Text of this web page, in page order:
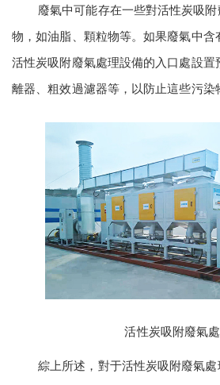
廢氣中可能存在一些對活性炭吸
物，如油脂、顆粒物等。如果廢氣中含
活性炭吸附廢氣處理設備的入口處設置
離器、粗效過濾器等，以防止這些污染
活性炭吸附廢氣
綜上所述，對于活性炭吸附廢氣